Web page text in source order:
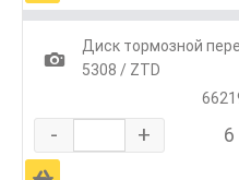
1
Диск тормозной
5308 / ZTD
- +